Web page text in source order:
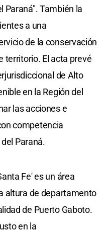
Paraná". También la
a una
de la conservación
territorio. El acta prevé
de Alto
en la Región del
las acciones e
competencia
Paraná.
Fe' es un área
altura de departamento
de Puerto Gaboto.
en la